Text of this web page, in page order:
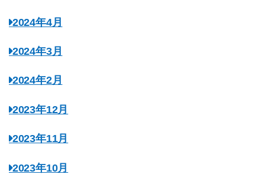
2024年4月
2024年3月
2024年2月
2023年12月
2023年11月
2023年10月